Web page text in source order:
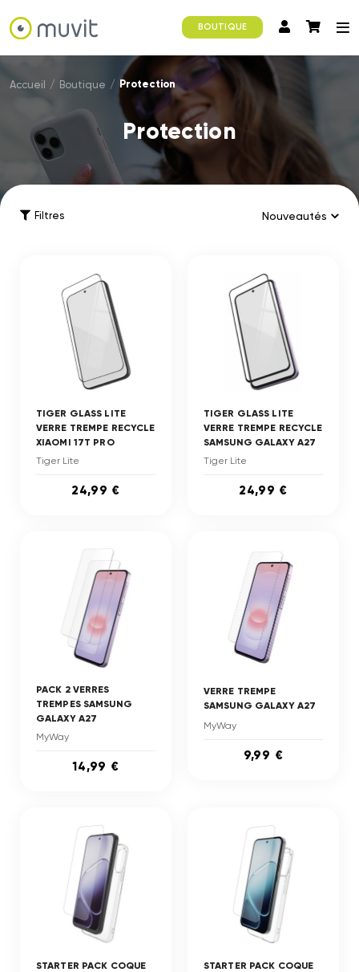
BOUTIQUE
Accueil / Boutique / Protection
Protection
Filtres
TIGER GLASS LITE
VERRE TREMPE RECYCLE
XIAOMI 17T PRO
Tiger Lite
24,99 €
TIGER GLASS LITE
VERRE TREMPE RECYCLE
SAMSUNG GALAXY A27
Tiger Lite
24,99 €
PACK 2 VERRES
TREMPES SAMSUNG
GALAXY A27
MyWay
14,99 €
VERRE TREMPE
SAMSUNG GALAXY A27
MyWay
9,99 €
STARTER PACK COQUE
STARTER PACK COQUE